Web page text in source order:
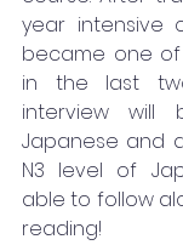
year intensive
became one
in the last
interview will
Japanese and
N3 level of
able to follow
reading!